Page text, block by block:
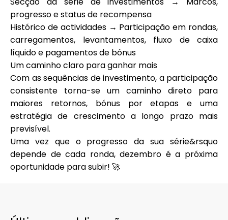
progresso e status de recompensa
Histórico de actividades→ Participação em rondas,
carregamentos, levantamentos, fluxo de caixa
líquido e pagamentos de bónus
Um caminho claro para ganhar mais
Com as sequências de investimento, a participação
consistente torna-se um caminho direto para
maiores retornos, bónus por etapas e uma
estratégia de crescimento a longo prazo mais
previsível.
Uma vez que o progresso da sua série&rsquo
depende de cada ronda, dezembro é a próxima
oportunidade para subir! 🚀